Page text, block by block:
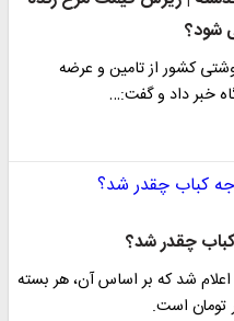
شود؟
کشور از تامین و عرضه
خبر داد و گفت:…
کباب چقدر شد؟
قیمت گوشت مرغ در تاریخ ۲۰ دی ۱۴۰۲ اعلام شد که بر اساس آن، هر بسته